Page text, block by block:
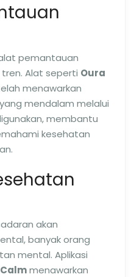
pemantauan
Alat seperti Oura
menawarkan
mendalam melalui
membantu
kesehatan
akan
banyak orang
mental. Aplikasi
Calmmenawarkan